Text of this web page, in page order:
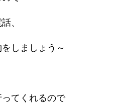
、
しましょう～
てくれるので